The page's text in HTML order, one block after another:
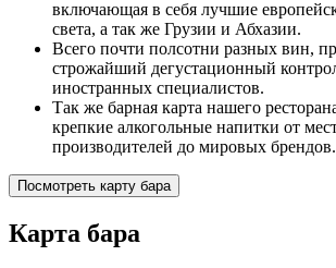
включающая в себя лучшие
света, а так же Грузии и Абхазии.
Всего почти полсотни разных вин,
строжайший дегустационный
иностранных специалистов.
Так же барная карта нашего
крепкие алкогольные напитки от
производителей до мировых брендов.
Посмотреть карту бара
Карта бара